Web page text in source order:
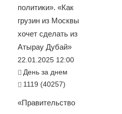
политики». «Как
грузин из Москвы
хочет сделать из
Атырау Дубай»
22.01.2025 12:00
День за днем
1119 (40257)
«Правительство